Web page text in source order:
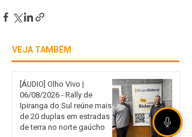
VEJA TAMBÉM
[ÁUDIO] Olho Vivo |
06/08/2026 - Rally de
Ipiranga do Sul reúne mais
de 20 duplas em estradas
de terra no norte gaúcho